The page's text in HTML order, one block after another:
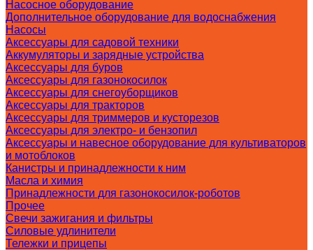
Насосное оборудование
Дополнительное оборудование для водоснабжения
Насосы
Аксессуары для садовой техники
Аккумуляторы и зарядные устройства
Аксессуары для буров
Аксессуары для газонокосилок
Аксессуары для снегоуборщиков
Аксессуары для тракторов
Аксессуары для триммеров и кусторезов
Аксессуары для электро- и бензопил
Аксессуары и навесное оборудование для культиваторов
и мотоблоков
Канистры и принадлежности к ним
Масла и химия
Принадлежности для газонокосилок-роботов
Прочее
Свечи зажигания и фильтры
Силовые удлинители
Тележки и прицепы